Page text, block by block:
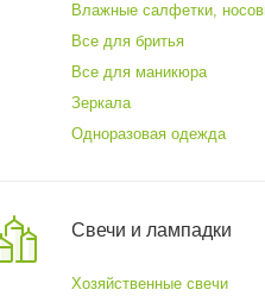
Влажные салфетки,
Все для бритья
Все для маникюра
Зеркала
Одноразовая одежда
Свечи и лампадки
Хозяйственные свечи